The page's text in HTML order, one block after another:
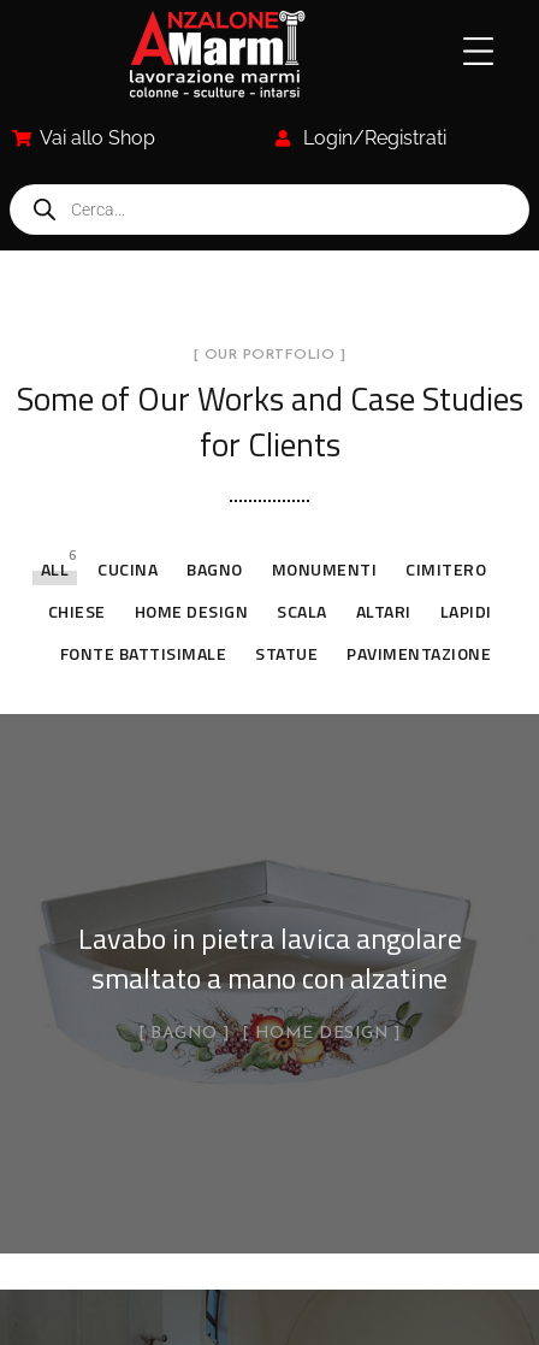
Vai allo Shop Login/Registrati
[ OUR PORTFOLIO ]
Some of Our Worksand Case Studies
for Clients
ALL
6
CUCINA BAGNO MONUMENTI
CIMITERO
CHIESE
HOME DESIGN SCALA ALTARI
LAPIDI
FONTE BATTISIMALE
STATUE PAVIMENTAZIONE
Lavabo in pietra lavica angolare
smaltato a mano con alzatine
BAGNO HOME DESIGN